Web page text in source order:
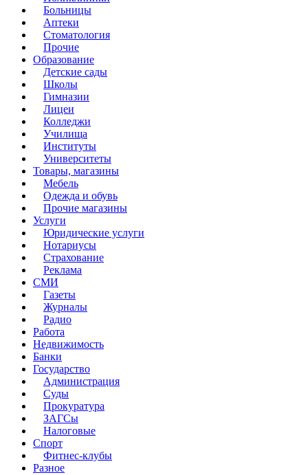
Больницы
Аптеки
Стоматология
Прочие
Образование
Детские сады
Школы
Гимназии
Лицеи
Колледжи
Училища
Институты
Университеты
Товары, магазины
Мебель
Одежда и обувь
Прочие магазины
Услуги
Юридические услуги
Нотариусы
Страхование
Реклама
СМИ
Газеты
Журналы
Радио
Работа
Недвижимость
Банки
Государство
Администрация
Суды
Прокуратура
ЗАГСы
Налоговые
Спорт
Фитнес-клубы
Разное